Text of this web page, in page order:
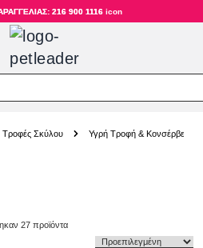
216 900 1116
Τροφές Σκύλου Υγρή Τροφή & Κονσέρβες
27 προϊόντα